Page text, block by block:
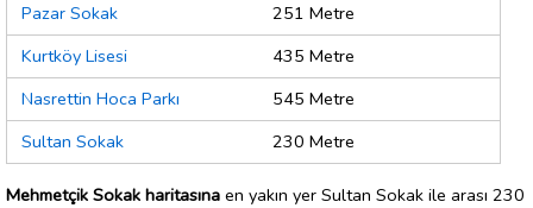
Pazar Sokak
251 Metre
Kurtköy Lisesi
435 Metre
Nasrettin Hoca Parkı
545 Metre
Sultan Sokak
230 Metre
Mehmetçik Sokak haritasına en yakın yer Sultan Sokak ile arası 230